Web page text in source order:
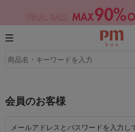
会員のお客様
メールアドレスとパスワードを入力し